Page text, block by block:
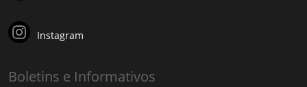
Instagram
Boletins e Informativos